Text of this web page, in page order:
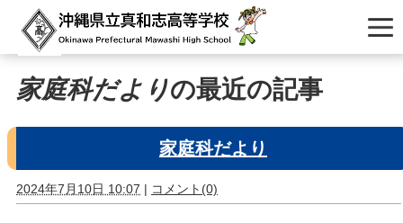
家庭科だよりの最近の記事
家庭科だより
2024年7月10日 10:07 | コメント(0)